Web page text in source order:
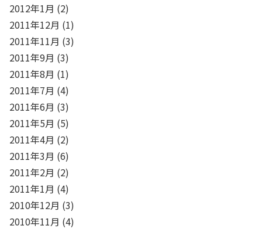
2012年1月 (2)
2011年12月 (1)
2011年11月 (3)
2011年9月 (3)
2011年8月 (1)
2011年7月 (4)
2011年6月 (3)
2011年5月 (5)
2011年4月 (2)
2011年3月 (6)
2011年2月 (2)
2011年1月 (4)
2010年12月 (3)
2010年11月 (4)